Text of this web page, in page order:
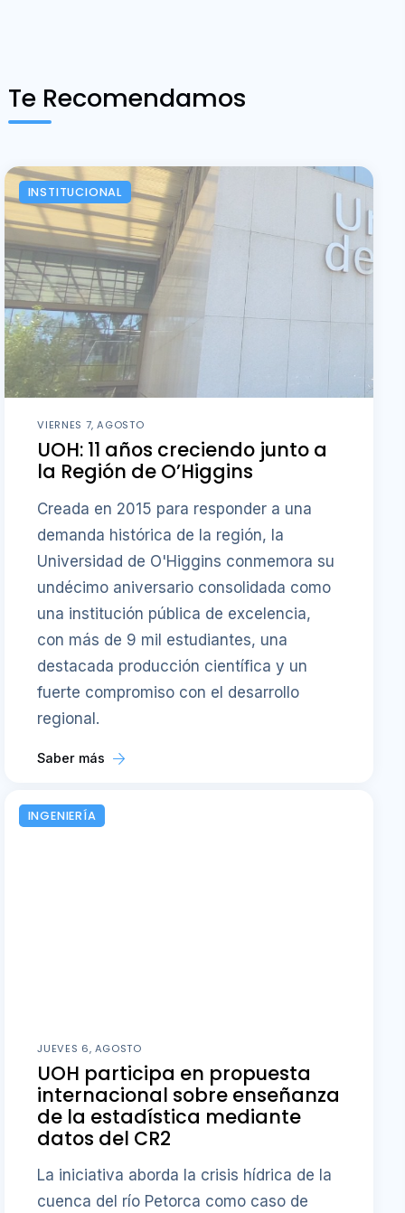
Te Recomendamos
INSTITUCIONAL
VIERNES 7, AGOSTO
UOH: 11 años creciendo junto a
la Región de O’Higgins
Creada en 2015 para responder a una
demanda histórica de la región, la
Universidad de O'Higgins conmemora su
undécimo aniversario consolidada como
una institución pública de excelencia,
con más de 9 mil estudiantes, una
destacada producción científica y un
fuerte compromiso con el desarrollo
regional.
Saber más
INGENIERÍA
JUEVES 6, AGOSTO
UOH participa en propuesta
internacional sobre enseñanza
de la estadística mediante
datos del CR2
La iniciativa aborda la crisis hídrica de la
cuenca del río Petorca como caso de